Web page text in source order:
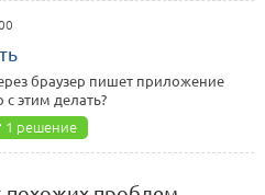
браузер пишет приложение
этим делать?
1 решение